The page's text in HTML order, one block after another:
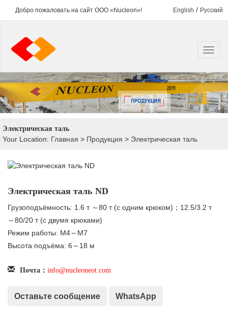
Добро пожаловать на сайт ООО «Nucleon»! English / Русский
Электрическая таль
Your Location: Главная > Продукция > Электрическая таль
Электрическая таль ND
Грузоподъёмность: 1.6 т ～80 т (с одним крюком)；12.5/3.2 т
～80/20 т (с двумя крюками)
Режим работы: M4～M7
Высота подъёма: 6～18 м
Почта： info@nucleoneot.com
Оставьте сообщение WhatsApp